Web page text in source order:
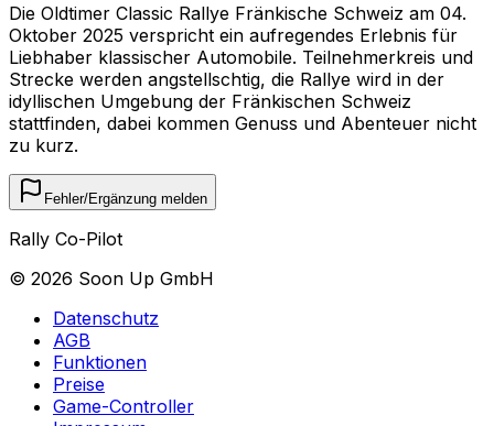
Die Oldtimer Classic Rallye Fränkische Schweiz am 04.
Oktober 2025 verspricht ein aufregendes Erlebnis für
Liebhaber klassischer Automobile. Teilnehmerkreis und
Strecke werden angstellschtig, die Rallye wird in der
idyllischen Umgebung der Fränkischen Schweiz
stattfinden, dabei kommen Genuss und Abenteuer nicht
zu kurz.
Fehler/Ergänzung melden
Rally Co-Pilot
© 2026 Soon Up GmbH
Datenschutz
AGB
Funktionen
Preise
Game-Controller